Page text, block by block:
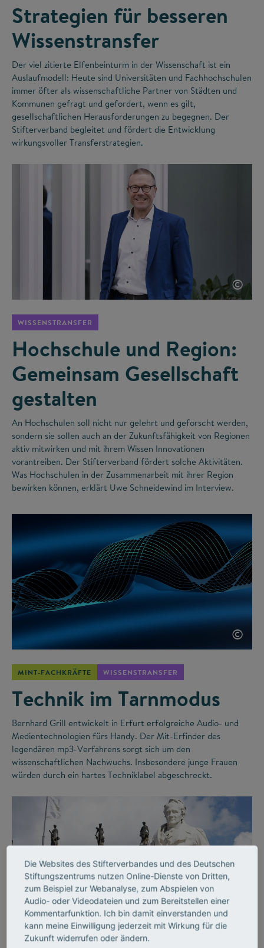
Strategien für besseren
Wissenstransfer
Der viel zitierte Elfenbeinturm in der Wissenschaft ist ein
Auslaufmodell: Heute sind Universitäten und Fachhochschulen
immer öfter als wissenschaftliche Partner von Städten und
Kommunen gefragt und gefordert, wenn es gilt,
gesellschaftlichen Herausforderungen zu begegnen. Der
Stifterverband begleitet und fördert die Entwicklung
wirkungsvoller Transferstrategien.
©
WISSENSTRANSFER
Hochschule und Region:
Gemeinsam Gesellschaft
gestalten
An Hochschulen soll nicht nur gelehrt und geforscht werden,
sondern sie sollen auch an der Zukunftsfähigkeit von Regionen
aktiv mitwirken und mit ihrem Wissen Innovationen
vorantreiben. Der Stifterverband fördert solche Aktivitäten.
Was Hochschulen in der Zusammenarbeit mit ihrer Region
bewirken können, erklärt Uwe Schneidewind im Interview.
©
MINT-FACHKRÄFTE WISSENSTRANSFER
Technik im Tarnmodus
Bernhard Grill entwickelt in Erfurt erfolgreiche Audio- und
Medientechnologien fürs Handy. Der Mit-Erfinder des
legendären mp3-Verfahrens sorgt sich um den
wissenschaftlichen Nachwuchs. Insbesondere junge Frauen
würden durch ein hartes Techniklabel abgeschreckt.
Die Websites des Stifterverbandes und des Deutschen
Stiftungszentrums nutzen Online-Dienste von Dritten,
zum Beispiel zur Webanalyse, zum Abspielen von
Audio- oder Videodateien und zum Bereitstellen einer
Kommentarfunktion. Ich bin damit einverstanden und
kann meine Einwilligung jederzeit mit Wirkung für die
Zukunft widerrufen oder ändern.